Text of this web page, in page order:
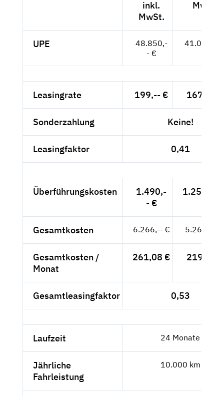
inkl.
MwSt.
MwSt.
UPE
48.850,-
- €
41.050,--
Leasingrate 199,-- € 167,23 €
Sonderzahlung Keine!
Leasingfaktor 0,41
Überführungskosten
1.490,-
- €
1.252,10
Gesamtkosten 6.266,-- € 5.265,55
Gesamtkosten /
Monat
261,08 € 219,40 €
Gesamtleasingfaktor 0,53
Laufzeit 24 Monate
Jährliche
Fahrleistung
10.000 km